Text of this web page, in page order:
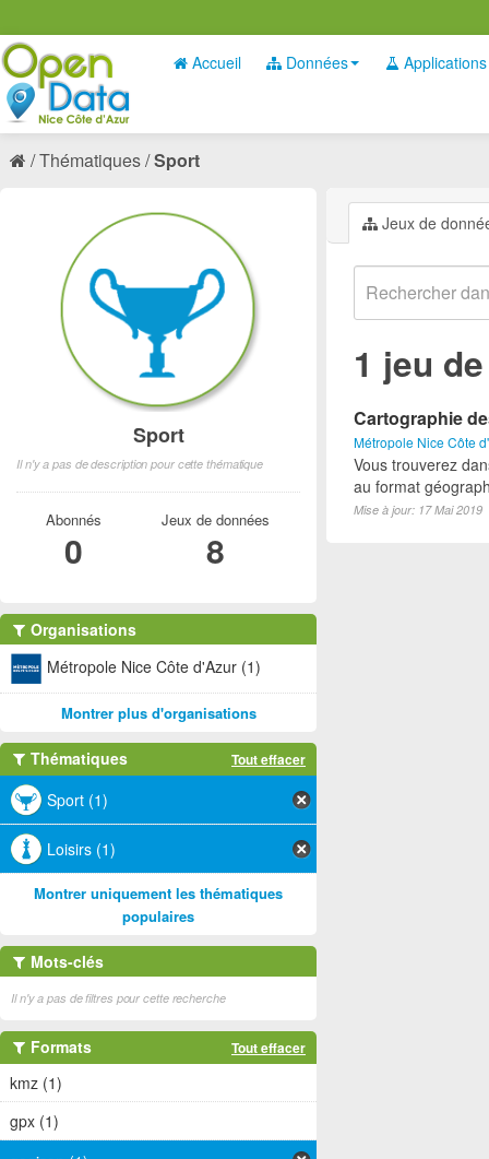
Accueil Données Applications
Thématiques Sport
Jeux de
1 jeu
Cartographie
Métropole Nice Côte
Vous trouverez
au format
Mise à jour: 17 Mai 2019
Sport
Il n'y a pas de description pour cette thématique
Abonnés
0
Jeux de données
8
Organisations
Métropole Nice Côte d'Azur (1)
Montrer plus d'organisations
Thématiques Tout effacer
Sport (1)
Loisirs (1)
Montrer uniquement les thématiques
populaires
Mots-clés
Il n'y a pas de filtres pour cette recherche
Formats Tout effacer
kmz (1)
gpx (1)